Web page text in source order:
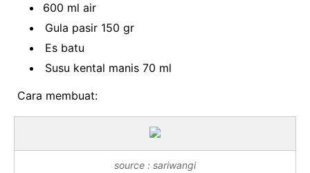
600 ml air
Gula pasir 150 gr
Es batu
Susu kental manis 70 ml
Cara membuat:
source : sariwangi